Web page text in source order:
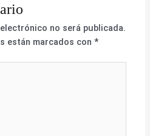
no será publicada.
están marcados con*